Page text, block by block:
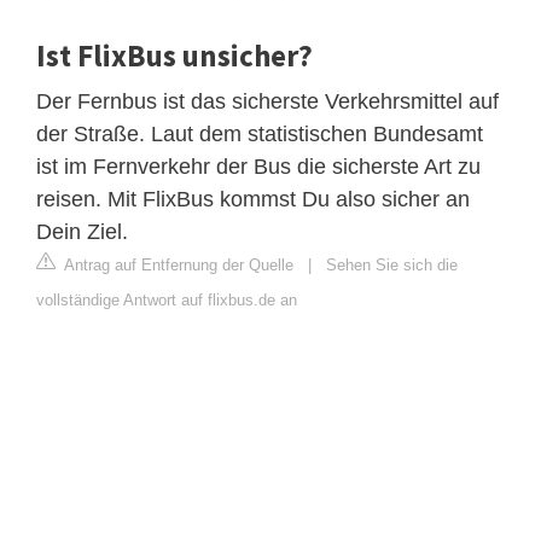
Ist FlixBus unsicher?
Der Fernbus ist das sicherste Verkehrsmittel auf
der Straße. Laut dem statistischen Bundesamt
ist im Fernverkehr der Bus die sicherste Art zu
reisen. Mit FlixBus kommst Du also sicher an
Dein Ziel.
Antrag auf Entfernung der Quelle | Sehen Sie sich die
vollständige Antwort auf flixbus.de an